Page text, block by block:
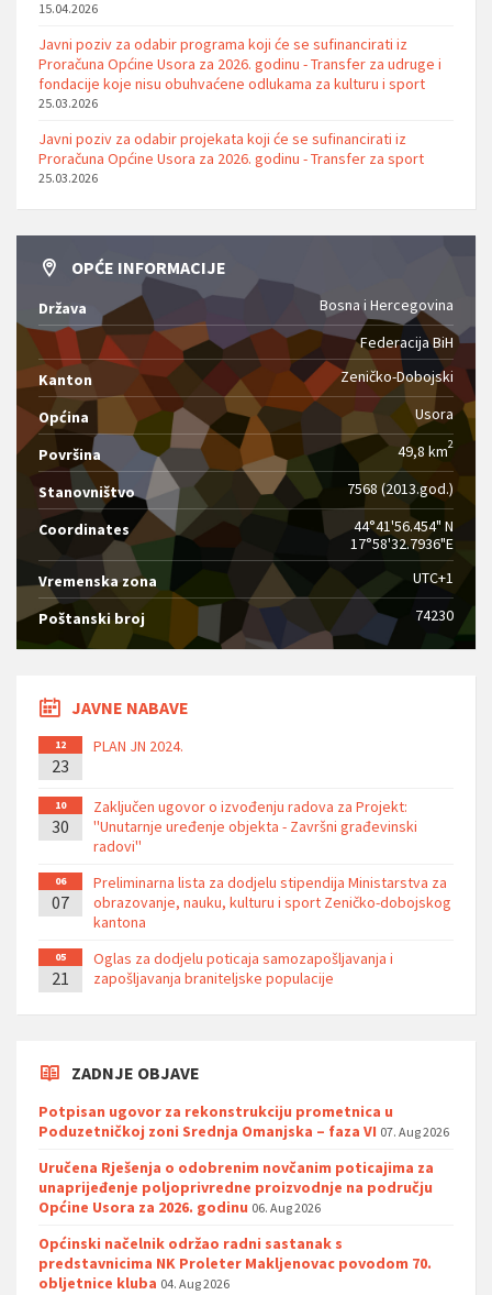
15.04.2026
Javni poziv za odabir programa koji će se sufinancirati iz
Proračuna Općine Usora za 2026. godinu - Transfer za udruge i
fondacije koje nisu obuhvaćene odlukama za kulturu i sport
25.03.2026
Javni poziv za odabir projekata koji će se sufinancirati iz
Proračuna Općine Usora za 2026. godinu - Transfer za sport
25.03.2026
OPĆE INFORMACIJE
Država
Bosna i Hercegovina
Federacija BiH
Kanton
Zeničko-Dobojski
Općina Usora
Površina 49,8 km2
Stanovništvo 7568 (2013.god.)
Coordinates
44°41'56.454" N
17°58'32.7936"E
Vremenska zona
UTC+1
Poštanski broj 74230
JAVNE NABAVE
12
23
PLAN JN 2024.
10
30
Zaključen ugovor o izvođenju radova za Projekt:
''Unutarnje uređenje objekta - Završni građevinski
radovi''
06
07
Preliminarna lista za dodjelu stipendija Ministarstva za
obrazovanje, nauku, kulturu i sport Zeničko-dobojskog
kantona
05
21
Oglas za dodjelu poticaja samozapošljavanja i
zapošljavanja braniteljske populacije
ZADNJE OBJAVE
Potpisan ugovor za rekonstrukciju prometnica u
Poduzetničkoj zoni Srednja Omanjska – faza VI 07. Aug 2026
Uručena Rješenja o odobrenim novčanim poticajima za
unaprijeđenje poljoprivredne proizvodnje na području
Općine Usora za 2026. godinu 06. Aug 2026
Općinski načelnik održao radni sastanak s
predstavnicima NK Proleter Makljenovac povodom 70.
obljetnice kluba 04. Aug 2026